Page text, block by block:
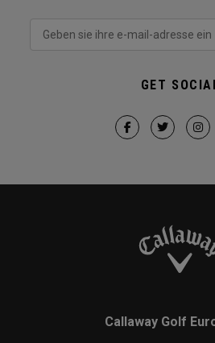
GET
Callaway Golf